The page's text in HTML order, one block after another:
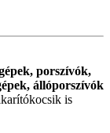
porszívók,
állóporszívók
is